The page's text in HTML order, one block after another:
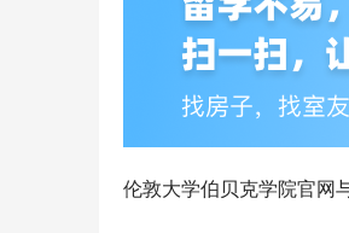
伦敦大学伯贝克学院官网